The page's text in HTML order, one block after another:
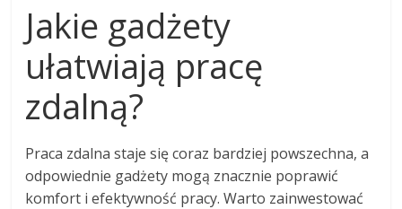
Jakie gadżety
ułatwiają pracę
zdalną?
Praca zdalna staje się coraz bardziej powszechna, a
odpowiednie gadżety mogą znacznie poprawić
komfort i efektywność pracy. Warto zainwestować